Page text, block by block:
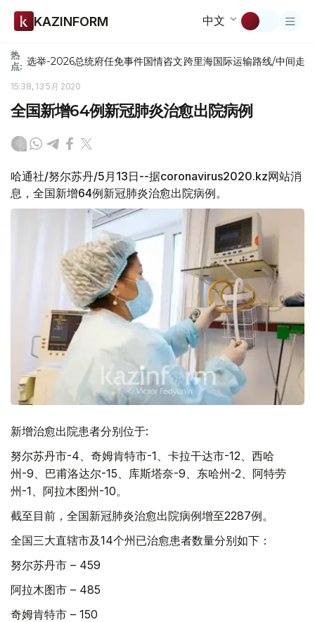
KAZINFORM 中文
热
点: 选举-2026总统府任免事件国情咨文跨里海国际运输路线/中间走廊
15:38, 13 5月 2020
全国新增64例新冠肺炎治愈出院病例
哈通社/努尔苏丹/5月13日--据coronavirus2020.kz网站消
息，全国新增64例新冠肺炎治愈出院病例。
新增治愈出院患者分别位于:
努尔苏丹市-4、奇姆肯特市-1、卡拉干达市-12、西哈
州-9、巴甫洛达尔-15、库斯塔奈-9、东哈州-2、阿特劳
州-1、阿拉木图州-10。
截至目前，全国新冠肺炎治愈出院病例增至2287例。
全国三大直辖市及14个州已治愈患者数量分别如下：
努尔苏丹市 – 459
阿拉木图市 – 485
奇姆肯特市 – 150